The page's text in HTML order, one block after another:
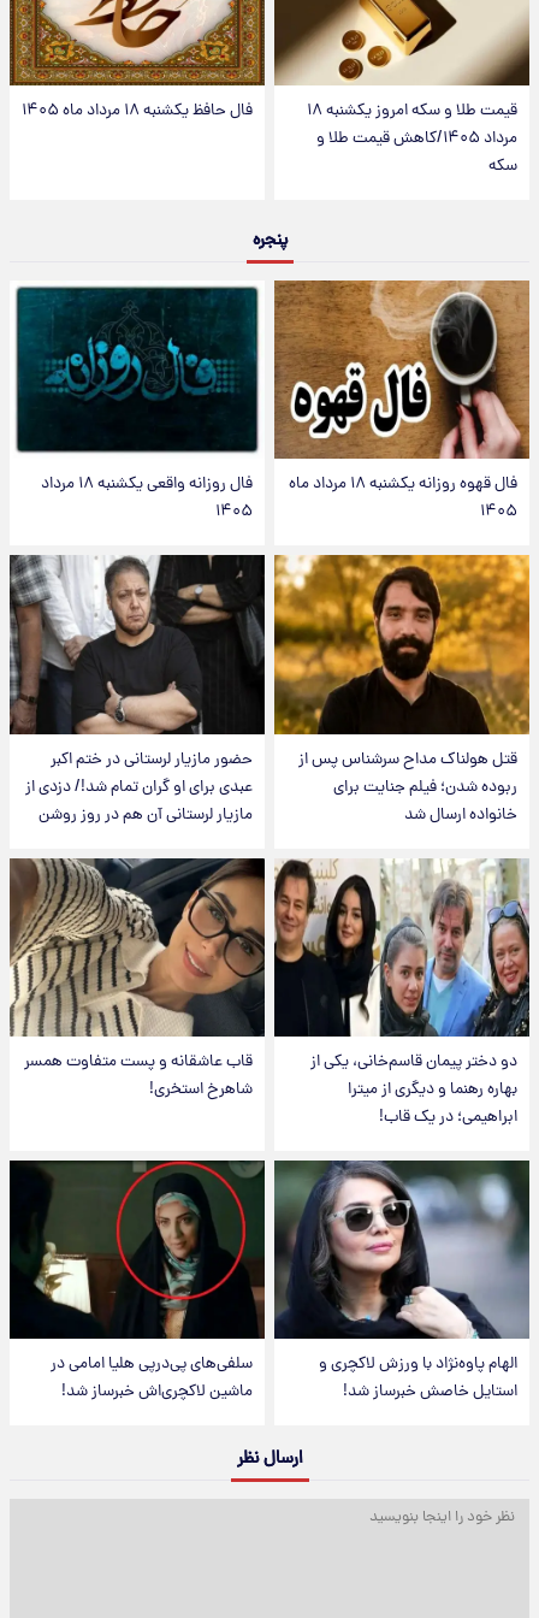
قیمت طلا و سکه امروز یکشنبه ۱۸
مرداد ۱۴۰۵/کاهش قیمت طلا و
سکه
فال حافظ یکشنبه ۱۸ مرداد ماه ۱۴۰۵
پنجره
فال قهوه روزانه یکشنبه ۱۸ مرداد ماه
۱۴۰۵
فال روزانه واقعی یکشنبه ۱۸ مرداد
۱۴۰۵
قتل هولناک مداح سرشناس پس از
ربوده شدن؛ فیلم جنایت برای
خانواده ارسال شد
حضور مازیار لرستانی در ختم اکبر
عبدی برای او گران تمام شد!/ دزدی از
مازیار لرستانی آن هم در روز روشن
دو دختر پیمان قاسم‌خانی، یکی از
بهاره رهنما و دیگری از میترا
ابراهیمی؛ در یک قاب!
قاب عاشقانه و پست متفاوت همسر
شاهرخ استخری!
الهام پاوه‌نژاد با ورزش لاکچری و
استایل خاصش خبرساز شد!
سلفی‌های پی‌درپی هلیا امامی در
ماشین لاکچری‌اش خبرساز شد!
ارسال نظر